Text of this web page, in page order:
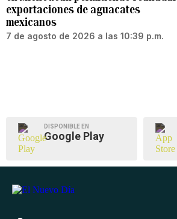
exportaciones de aguacates
mexicanos
7 de agosto de 2026 a las 10:39 p.m.
DISPONIBLE EN
Google Play